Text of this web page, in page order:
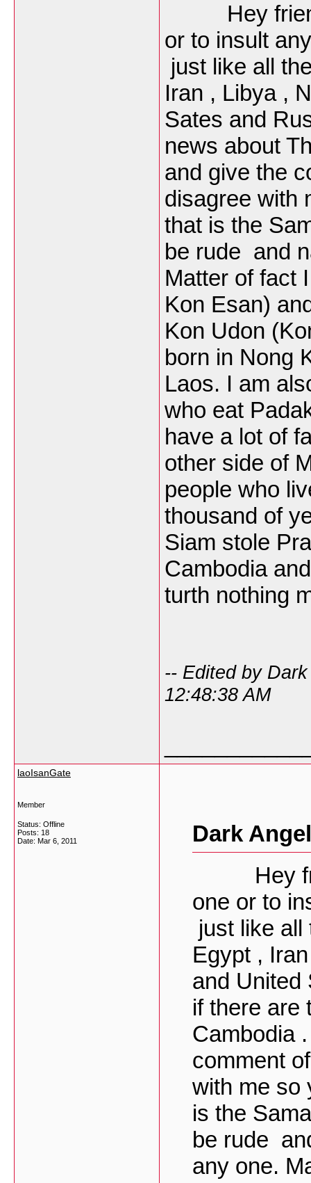
Hey friend
or to insult
just like all
Iran , Libya ,
Sates and
news about
and give the
disagree with
that is the
be rude and
Matter of fact
Kon Esan)
Kon Udon
born in Nong
Laos. I am
who eat
have a lot of
other side of
people who
thousand of
Siam stole
Cambodia
turth nothing
-- Edited by
12:48:38 AM
laoIsanGate
Member
Status: Offline
Posts: 18
Date: Mar 6, 2011
Dark
Hey
one or to
just like all
Egypt ,
and United
if there are
Cambodia
comment
with me so
is the
be rude
any one.